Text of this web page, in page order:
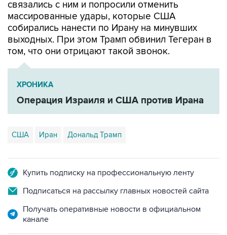
связались с ним и попросили отменить
массированные удары, которые США
собирались нанести по Ирану на минувших
выходных. При этом Трамп обвинил Тегеран в
том, что они отрицают такой звонок.
ХРОНИКА
Операция Израиля и США против Ирана
США Иран Дональд Трамп
Купить подписку на профессиональную ленту
Подписаться на рассылку главных новостей сайта
Получать оперативные новости в официальном
канале